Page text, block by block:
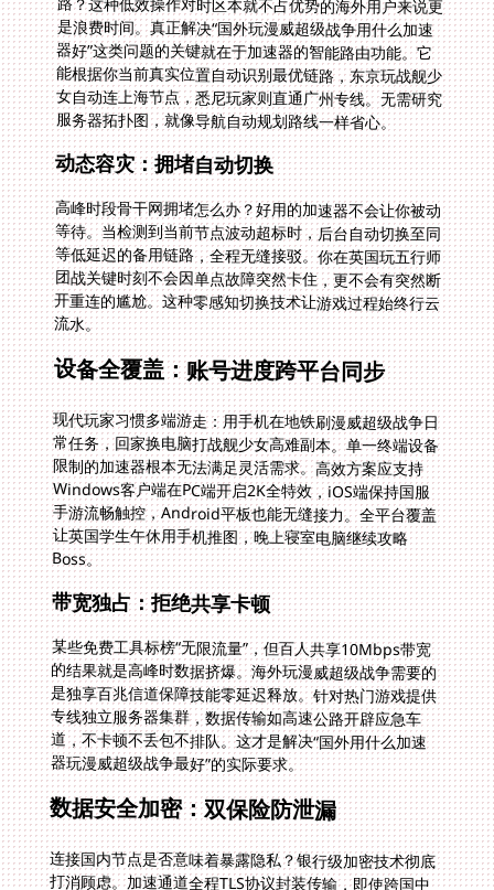
服务器拓扑图，就像导航自动规划路线一样省心。
动态容灾：拥堵自动切换
高峰时段骨干网拥堵怎么办？好用的加速器不会让你被动
等待。当检测到当前节点波动超标时，后台自动切换至同
等低延迟的备用链路，全程无缝接驳。你在英国玩五行师
团战关键时刻不会因单点故障突然卡住，更不会有突然断
开重连的尴尬。这种零感知切换技术让游戏过程始终行云
流水。
设备全覆盖：账号进度跨平台同步
现代玩家习惯多端游走：用手机在地铁刷漫威超级战争日
常任务，回家换电脑打战舰少女高难副本。单一终端设备
限制的加速器根本无法满足灵活需求。高效方案应支持
Windows客户端在PC端开启2K全特效，iOS端保持国服
手游流畅触控，Android平板也能无缝接力。全平台覆盖
让英国学生午休用手机推图，晚上寝室电脑继续攻略
Boss。
带宽独占：拒绝共享卡顿
某些免费工具标榜“无限流量”，但百人共享10Mbps带宽
的结果就是高峰时数据挤爆。海外玩漫威超级战争需要的
是独享百兆信道保障技能零延迟释放。针对热门游戏提供
专线独立服务器集群，数据传输如高速公路开辟应急车
道，不卡顿不丢包不排队。这才是解决“国外用什么加速
器玩漫威超级战争最好”的实际要求。
数据安全加密：双保险防泄漏
连接国内节点是否意味着暴露隐私？银行级加密技术彻底
打消顾虑。加速通道全程TLS协议封装传输，即使跨国中
转点也采用私有协议二次加固。类似军事级别的加密措施
让英国玩五行师的交易数据和战舰少女账号绑定信息绝对
安全。相比普通开放WiFi直连国服，双重防护真正守住数